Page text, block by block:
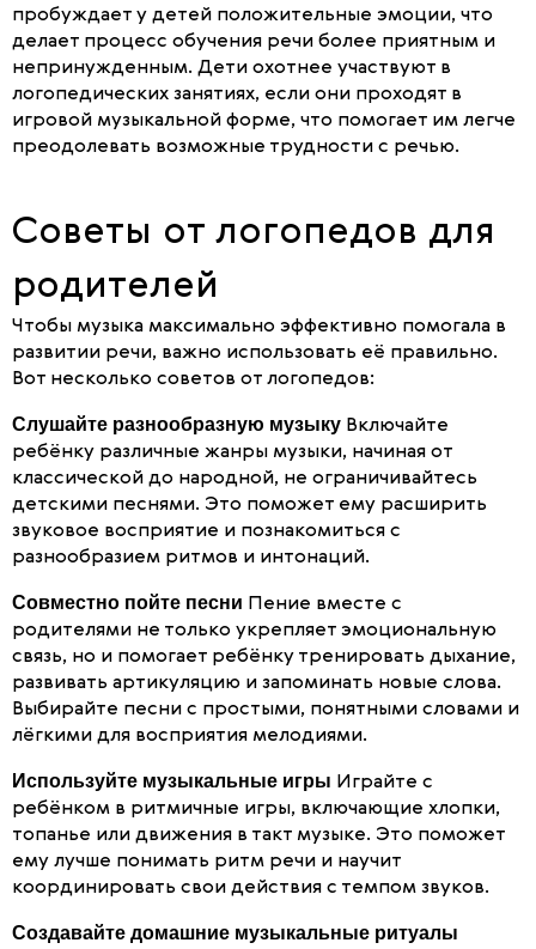
пробуждает у детей положительные эмоции, что
делает процесс обучения речи более приятным и
непринужденным. Дети охотнее участвуют в
логопедических занятиях, если они проходят в
игровой музыкальной форме, что помогает им легче
преодолевать возможные трудности с речью.
Советы от логопедов для
родителей
Чтобы музыка максимально эффективно помогала в
развитии речи, важно использовать её правильно.
Вот несколько советов от логопедов:
Слушайте разнообразную музыку Включайте
ребёнку различные жанры музыки, начиная от
классической до народной, не ограничивайтесь
детскими песнями. Это поможет ему расширить
звуковое восприятие и познакомиться с
разнообразием ритмов и интонаций.
Совместно пойте песни Пение вместе с
родителями не только укрепляет эмоциональную
связь, но и помогает ребёнку тренировать дыхание,
развивать артикуляцию и запоминать новые слова.
Выбирайте песни с простыми, понятными словами и
лёгкими для восприятия мелодиями.
Используйте музыкальные игры Играйте с
ребёнком в ритмичные игры, включающие хлопки,
топанье или движения в такт музыке. Это поможет
ему лучше понимать ритм речи и научит
координировать свои действия с темпом звуков.
Создавайте домашние музыкальные ритуалы